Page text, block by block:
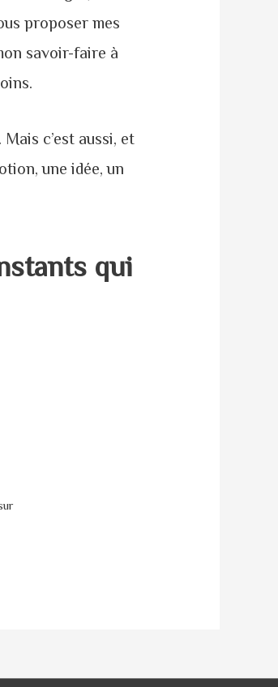
proposer mes
savoir-faire à
c’est aussi, et
une idée, un
qui